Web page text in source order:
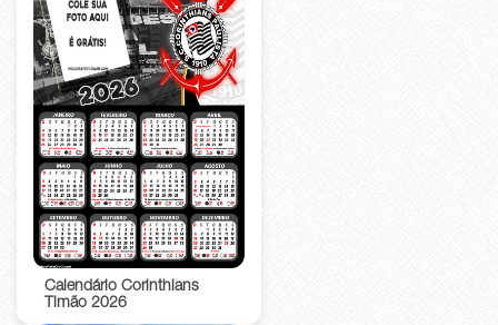
Calendário Corinthians
Timão 2026